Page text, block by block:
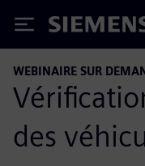
Siemens
WEBINAIRE SUR
des